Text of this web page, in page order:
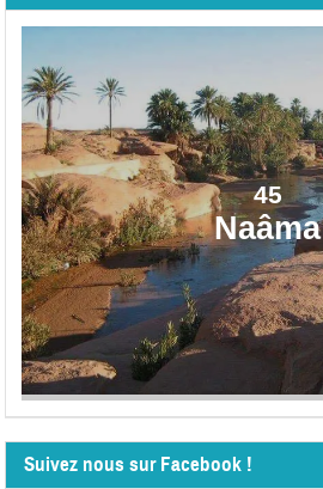
45
Naâma
Suivez nous sur Facebook !